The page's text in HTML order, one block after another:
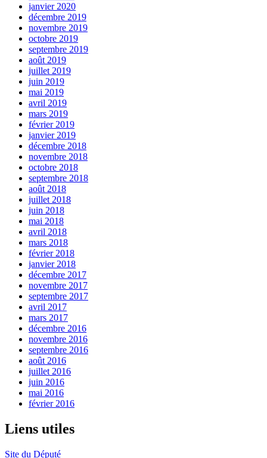
janvier 2020
décembre 2019
novembre 2019
octobre 2019
septembre 2019
août 2019
juillet 2019
juin 2019
mai 2019
avril 2019
mars 2019
février 2019
janvier 2019
décembre 2018
novembre 2018
octobre 2018
septembre 2018
août 2018
juillet 2018
juin 2018
mai 2018
avril 2018
mars 2018
février 2018
janvier 2018
décembre 2017
novembre 2017
septembre 2017
avril 2017
mars 2017
décembre 2016
novembre 2016
septembre 2016
août 2016
juillet 2016
juin 2016
mai 2016
février 2016
Liens utiles
Site du Député